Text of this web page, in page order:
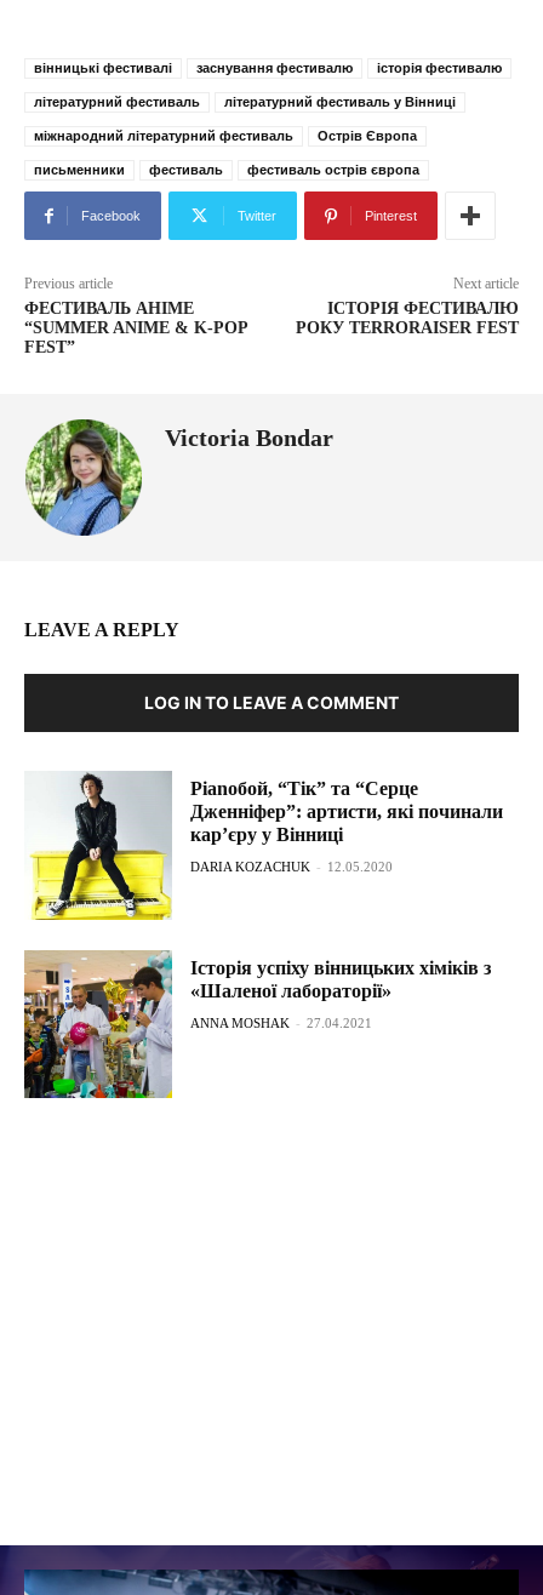
вінницькі фестивалі заснування фестивалю історія фестивалю
літературний фестиваль літературний фестиваль у Вінниці
міжнародний літературний фестиваль Острів Європа
письменники фестиваль фестиваль острів європа
Facebook Twitter Pinterest
Previous article
ФЕСТИВАЛЬ АНІМЕ
“SUMMER ANIME & K-POP
FEST”
Next article
ІСТОРІЯ ФЕСТИВАЛЮ
РОКУ TERRORAISER FEST
Victoria Bondar
LEAVE A REPLY
LOG IN TO LEAVE A COMMENT
Pianoбой, “Тік” та “Серце
Дженніфер”: артисти, які починали
кар’єру у Вінниці
DARIA KOZACHUK - 12.05.2020
Історія успіху вінницьких хіміків з
«Шаленої лабораторії»
ANNA MOSHAK - 27.04.2021